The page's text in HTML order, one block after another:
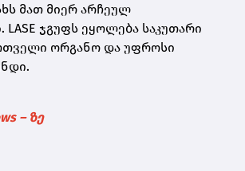
მათ მიერ არჩეულ
LASE ჯგუფს ეყოლება საკუთარი
ორგანო და უფროსი
– ზე